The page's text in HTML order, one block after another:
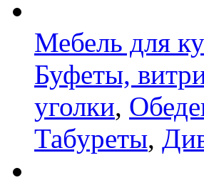
Мебель для
Буфеты,
уголки,
Табуреты,